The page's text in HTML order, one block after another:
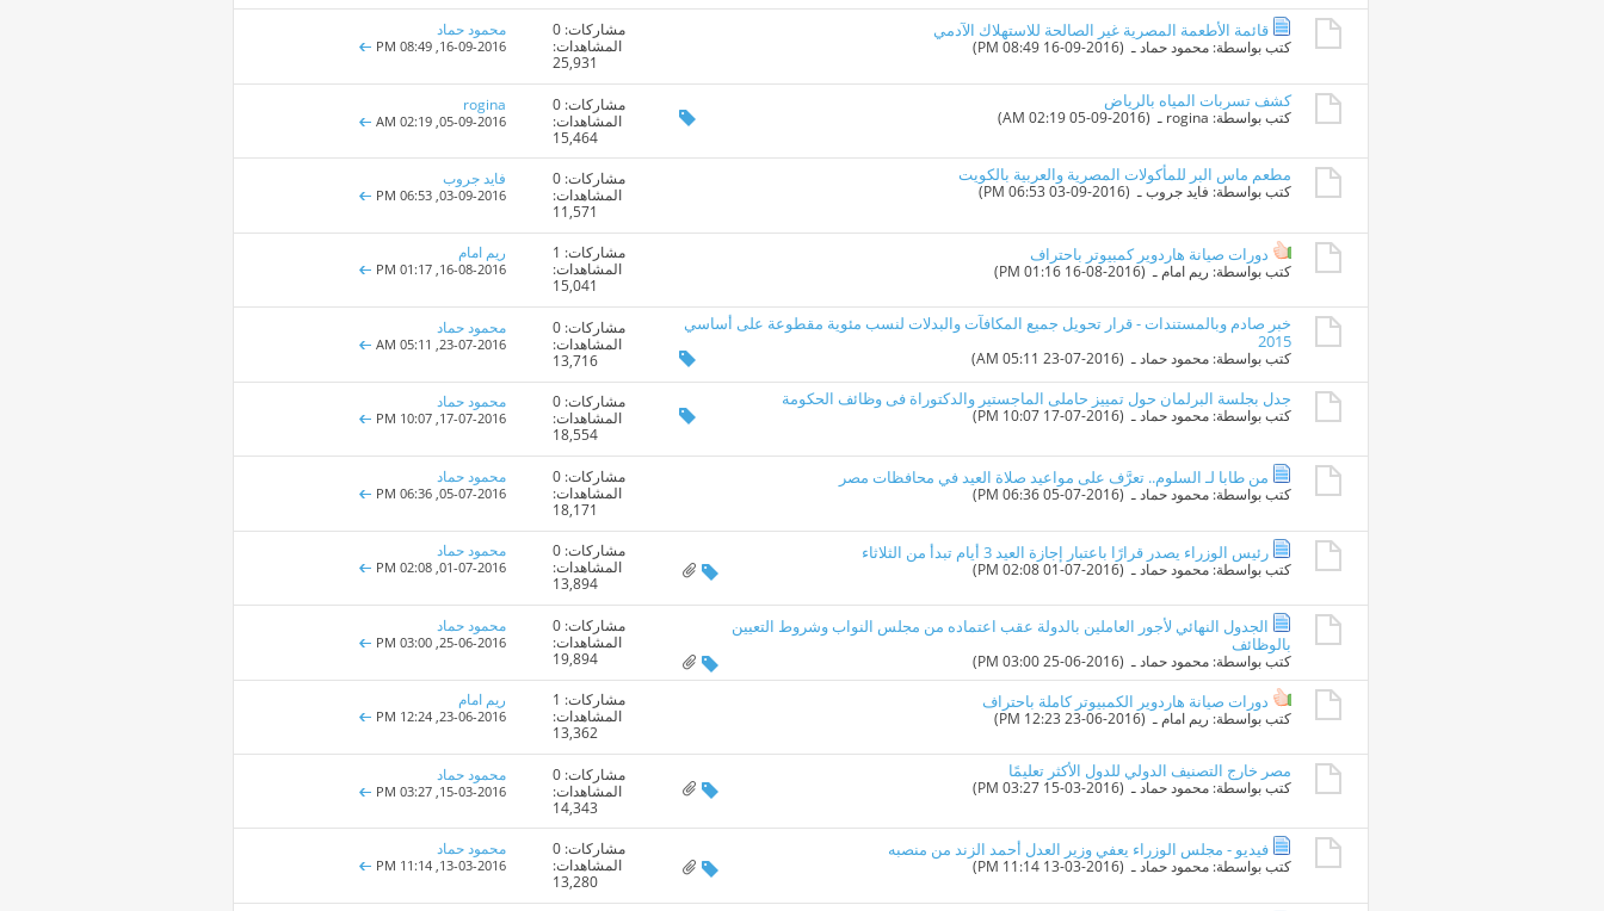
قائمة الأطعمة المصرية غير الصالحة للاستهلاك الآدمي
كتب بواسطة: محمود حمادـ ‏ (16-09-2016 08:49 PM)
مشاركات: 0
المشاهدات:
25,931
محمود حماد
16-09-2016,
08:49 PM
كشف تسربات المياه بالرياض
كتب بواسطة: rogina ـ ‏ (05-09-2016 02:19 AM)
مشاركات: 0
المشاهدات:
15,464
rogina
05-09-2016,
02:19 AM
مطعم ماس البر للمأكولات المصرية والعربية بالكويت
كتب بواسطة: فايد جروبـ ‏ (03-09-2016 06:53 PM)
مشاركات: 0
المشاهدات:
11,571
فايد جروب
03-09-2016,
06:53 PM
دورات صيانة هاردوير كمبيوتر باحتراف
كتب بواسطة: ريم امام ـ ‏ (16-08-2016 01:16 PM)
مشاركات: 1
المشاهدات:
15,041
ريم امام
16-08-2016,
01:17 PM
خبر صادم وبالمستندات - قرار تحويل جميع المكافآت والبدلات لنسب مئوية مقطوعة على أساسي
2015
كتب بواسطة: محمود حمادـ ‏ (23-07-2016 05:11 AM)
مشاركات: 0
المشاهدات:
13,716
محمود حماد
23-07-2016,
05:11 AM
جدل بجلسة البرلمان حول تمييز حاملى الماجستير والدكتوراة فى وظائف الحكومة
كتب بواسطة: محمود حمادـ ‏ (17-07-2016 10:07 PM)
مشاركات: 0
المشاهدات:
18,554
محمود حماد
17-07-2016,
10:07 PM
من طابا لـ السلوم.. تعرَّف على مواعيد صلاة العيد في محافظات مصر
كتب بواسطة: محمود حمادـ ‏ (05-07-2016 06:36 PM)
مشاركات: 0
المشاهدات:
18,171
محمود حماد
05-07-2016,
06:36 PM
رئيس الوزراء يصدر قرارًا باعتبار إجازة العيد 3 أيام تبدأ من الثلاثاء
كتب بواسطة:محمود حمادـ ‏ (01-07-2016 02:08 PM)
مشاركات: 0
المشاهدات:
13,894
محمود حماد
01-07-2016,
02:08 PM
الجدول النهائي لأجور العاملين بالدولة عقب اعتماده من مجلس النواب وشروط التعيين
بالوظائف
كتب بواسطة: محمود حمادـ ‏ (25-06-2016 03:00 PM)
مشاركات: 0
المشاهدات:
19,894
محمود حماد
25-06-2016,
03:00 PM
دورات صيانة هاردوير الكمبيوتر كاملة باحتراف
كتب بواسطة: ريم امام ـ ‏ (23-06-2016 12:23 PM)
مشاركات: 1
المشاهدات:
13,362
ريم امام
23-06-2016,
12:24 PM
مصر خارج التصنيف الدولي للدول الأكثر تعليمًا
كتب بواسطة: محمود حمادـ ‏ (15-03-2016 03:27 PM)
مشاركات: 0
المشاهدات:
14,343
محمود حماد
15-03-2016,
03:27 PM
فيديو - مجلس الوزراء يعفي وزير العدل أحمد الزند من منصبه
كتب بواسطة: محمود حمادـ ‏ (13-03-2016 11:14 PM)
مشاركات: 0
المشاهدات:
13,280
محمود حماد
13-03-2016,
11:14 PM